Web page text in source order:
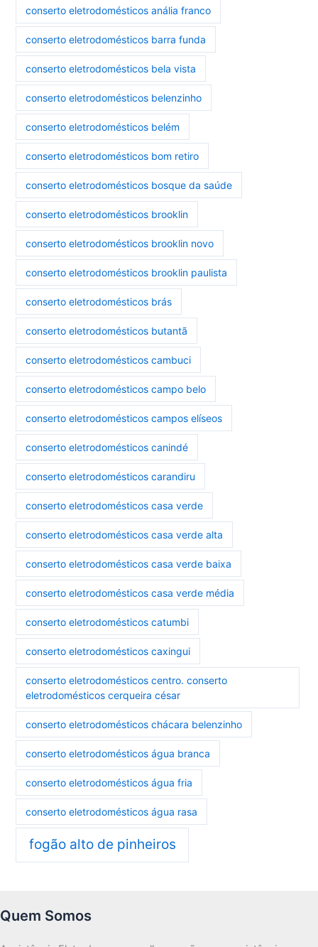
conserto eletrodomésticos anália franco
conserto eletrodomésticos barra funda
conserto eletrodomésticos bela vista
conserto eletrodomésticos belenzinho
conserto eletrodomésticos belém
conserto eletrodomésticos bom retiro
conserto eletrodomésticos bosque da saúde
conserto eletrodomésticos brooklin
conserto eletrodomésticos brooklin novo
conserto eletrodomésticos brooklin paulista
conserto eletrodomésticos brás
conserto eletrodomésticos butantã
conserto eletrodomésticos cambuci
conserto eletrodomésticos campo belo
conserto eletrodomésticos campos elíseos
conserto eletrodomésticos canindé
conserto eletrodomésticos carandiru
conserto eletrodomésticos casa verde
conserto eletrodomésticos casa verde alta
conserto eletrodomésticos casa verde baixa
conserto eletrodomésticos casa verde média
conserto eletrodomésticos catumbi
conserto eletrodomésticos caxingui
conserto eletrodomésticos centro. conserto
eletrodomésticos cerqueira césar
conserto eletrodomésticos chácara belenzinho
conserto eletrodomésticos água branca
conserto eletrodomésticos água fria
conserto eletrodomésticos água rasa
fogão alto de pinheiros
Quem Somos